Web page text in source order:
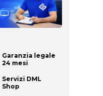
Garanzia legale
24 mesi
Servizi DML
Shop